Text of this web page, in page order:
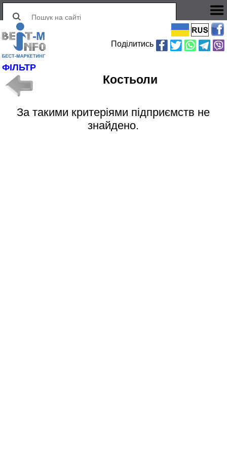
Поділитись
ФІЛЬТР
Костьоли
За такими критеріями підприємств не
знайдено.